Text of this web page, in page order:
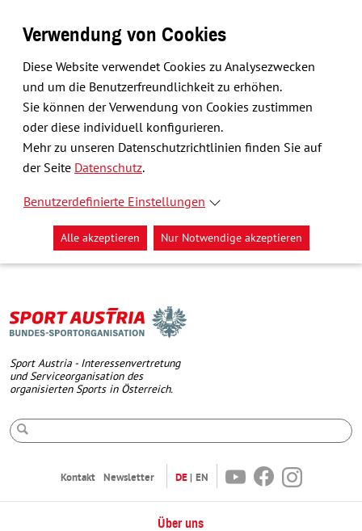
Verwendung von Cookies
Diese Website verwendet Cookies zu Analysezwecken
und um die Benutzerfreundlichkeit zu erhöhen.
Sie können der Verwendung von Cookies zustimmen
oder diese individuell konfigurieren.
Mehr zu unseren Datenschutzrichtlinien finden Sie auf
der Seite Datenschutz.
Benutzerdefinierte Einstellungen
Alle akzeptieren Nur Notwendige akzeptieren
Sport Austria - Interessenvertretung
und Serviceorganisation des
organisierten Sports in Österreich.
Kontakt Newsletter DE EN YoutubeFacebookInstagram
Über uns